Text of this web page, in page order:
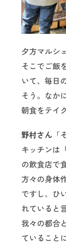
夕方マルシ
そこでご飯
いて、毎日
そう。なか
朝食をテイ
野村さん
キッチンは
の飲食店で
方々の身体
ですし、ひ
れていると
我々の都合
ていること